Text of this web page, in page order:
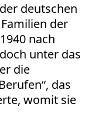
deutschen
der
nach
unter das
die
das
womit sie